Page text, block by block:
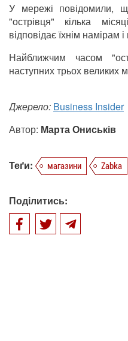
У мережі повідомили,
"острівця" кілька
відповідає їхнім намірам
Найближчим часом
наступних трьох великих
Джерело: Business Insider
Автор: Марта Ониськів
Теґи: магазини Zabka
Поділитись: